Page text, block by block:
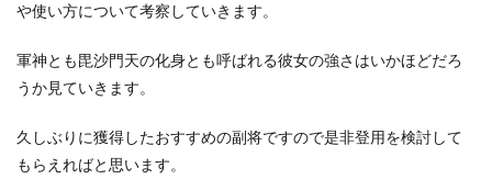
や使い方について考察していきます。
軍神とも毘沙門天の化身とも呼ばれる彼女の強さはいかほどだろ
うか見ていきます。
久しぶりに獲得したおすすめの副将ですので是非登用を検討して
もらえればと思います。